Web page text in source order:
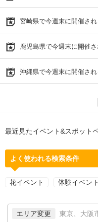
宮崎県で今週末に開催さ
鹿児島県で今週末に開催
沖縄県で今週末に開催さ
最近見たイベント&スポット
よく使われる検索条件
花イベント 体験イベント
エリア変更 東京、大阪